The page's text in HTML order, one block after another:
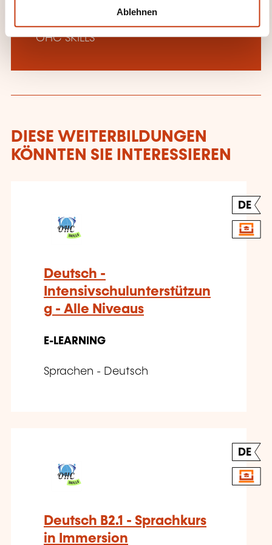
Ablehnen
Mehr zum Weiterbildungsanbieter:
OHC SKILLS
DIESE WEITERBILDUNGEN
KÖNNTEN SIE INTERESSIEREN
DE
Deutsch -
Intensivschulunterstützun
g - Alle Niveaus
E-LEARNING
Sprachen - Deutsch
DE
Deutsch B2.1 - Sprachkurs
in Immersion